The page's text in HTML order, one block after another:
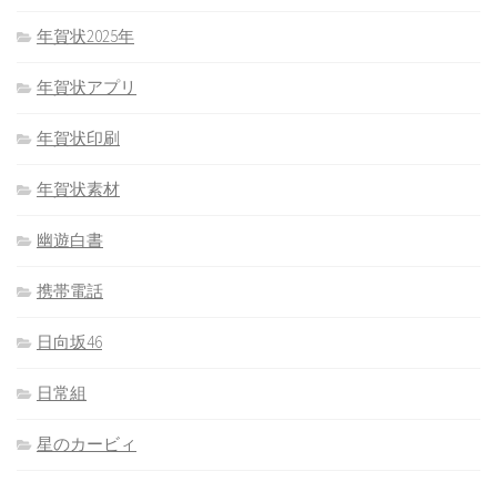
年賀状2025年
年賀状アプリ
年賀状印刷
年賀状素材
幽遊白書
携帯電話
日向坂46
日常組
星のカービィ